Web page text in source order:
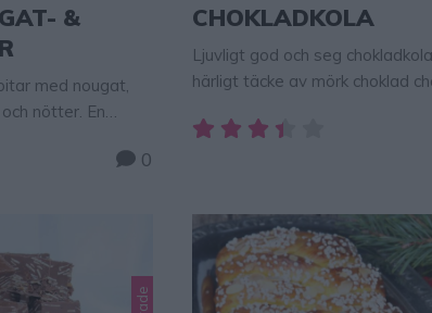
&
med nougat,
nötter. En
0
CHOKLADKOLA
Ljuvligt god och seg
härligt täcke av mörk choklad